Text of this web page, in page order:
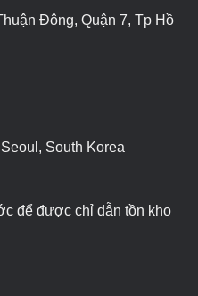
Đông, Quận 7, Tp Hồ
South Korea
để được chỉ dẫn tồn kho